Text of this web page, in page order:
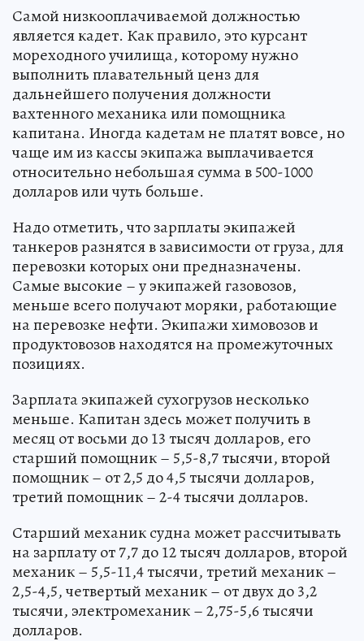
Самой низкооплачиваемой должностью
является кадет. Как правило, это курсант
мореходного училища, которому нужно
выполнить плавательный ценз для
дальнейшего получения должности
вахтенного механика или помощника
капитана. Иногда кадетам не платят вовсе, но
чаще им из кассы экипажа выплачивается
относительно небольшая сумма в 500-1000
долларов или чуть больше.
Надо отметить, что зарплаты экипажей
танкеров разнятся в зависимости от груза, для
перевозки которых они предназначены.
Самые высокие – у экипажей газовозов,
меньше всего получают моряки, работающие
на перевозке нефти. Экипажи химовозов и
продуктовозов находятся на промежуточных
позициях.
Зарплата экипажей сухогрузов несколько
меньше. Капитан здесь может получить в
месяц от восьми до 13 тысяч долларов, его
старший помощник – 5,5-8,7 тысячи, второй
помощник – от 2,5 до 4,5 тысячи долларов,
третий помощник – 2-4 тысячи долларов.
Старший механик судна может рассчитывать
на зарплату от 7,7 до 12 тысяч долларов, второй
механик – 5,5-11,4 тысячи, третий механик –
2,5-4,5, четвертый механик – от двух до 3,2
тысячи, электромеханик – 2,75-5,6 тысячи
долларов.